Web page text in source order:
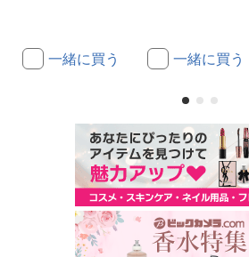
一緒に買う 一緒に買う